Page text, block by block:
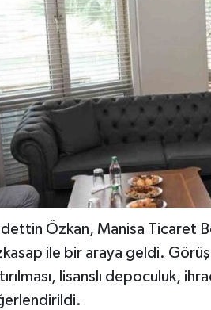
Özkan, Manisa Ticaret
ile bir araya geldi.
lisanslı depoculuk,